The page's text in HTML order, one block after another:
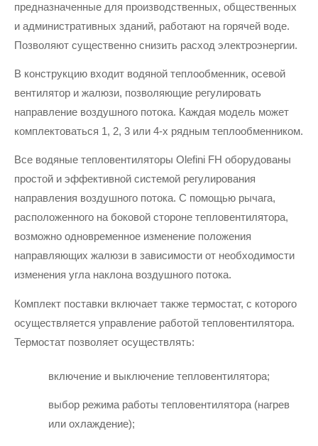
предназначенные для производственных, общественных
и административных зданий, работают на горячей воде.
Позволяют существенно снизить расход электроэнергии.
В конструкцию входит водяной теплообменник, осевой
вентилятор и жалюзи, позволяющие регулировать
направление воздушного потока. Каждая модель может
комплектоваться 1, 2, 3 или 4-х рядным теплообменником.
Все водяные тепловентиляторы Olefini FH оборудованы
простой и эффективной системой регулирования
направления воздушного потока. С помощью рычага,
расположенного на боковой стороне тепловентилятора,
возможно одновременное изменение положения
направляющих жалюзи в зависимости от необходимости
изменения угла наклона воздушного потока.
Комплект поставки включает также термостат, с которого
осуществляется управление работой тепловентилятора.
Термостат позволяет осуществлять:
включение и выключение тепловентилятора;
выбор режима работы тепловентилятора (нагрев
или охлаждение);